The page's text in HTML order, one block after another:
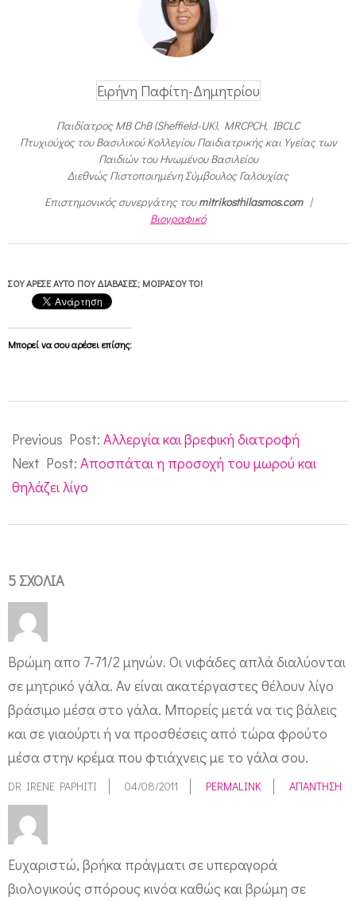
Ειρήνη Παφίτη-Δημητρίου
Παιδίατρος MB ChB (Sheffield-UK), MRCPCH, IBCLC
Πτυχιούχος του Βασιλικού Κολλεγίου Παιδιατρικής και Υγείας των
Παιδιών του Ηνωμένου Βασιλείου
Διεθνώς Πιστοποιημένη Σύμβουλος Γαλουχίας
Επιστημονικός συνεργάτης τουmitrikosthilasmos.com|
Βιογραφικό
ΣΟΥ ΆΡΕΣΕ ΑΥΤΌ ΠΟΥ ΔΙΆΒΑΣΕΣ; ΜΟΙΡΆΣΟΥ ΤΟ!
Μπορεί να σου αρέσει επίσης:
06-
01
Previous Post: Αλλεργία και βρεφική διατροφή
Next Post: Αποσπάται η προσοχή του μωρού και
θηλάζει λίγο
5 ΣΧΌΛΙΑ
Βρώμη απο 7-71/2 μηνών. Οι νιφάδες απλά διαλύονται
σε μητρικό γάλα. Αν είναι ακατέργαστες θέλουν λίγο
βράσιμο μέσα στο γάλα. Μπορείς μετά να τις βάλεις
και σε γιαούρτι ή να προσθέσεις από τώρα φρούτο
μέσα στην κρέμα που φτιάχνεις με το γάλα σου.
DR IRENE PAPHITI 04/08/2011 PERMALINK ΑΠΆΝΤΗΣΗ
Ευχαριστώ, βρήκα πράγματι σε υπεραγορά
βιολογικούς σπόρους κινόα καθώς και βρώμη σε